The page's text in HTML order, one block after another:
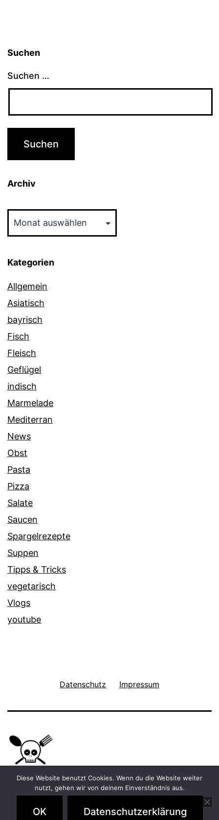
Suchen
Suchen …
Archiv
Kategorien
Allgemein
Asiatisch
bayrisch
Fisch
Fleisch
Geflügel
indisch
Marmelade
Mediterran
News
Obst
Pasta
Pizza
Salate
Saucen
Spargelrezepte
Suppen
Tipps & Tricks
vegetarisch
Vlogs
youtube
Datenschutz Impressum
Stolz präsentiert vonWordPress.
Diese Website benutzt Cookies. Wenn du die Website weiter
nutzt, gehen wir von deinem Einverständnis aus.
OK Datenschutzerklärung